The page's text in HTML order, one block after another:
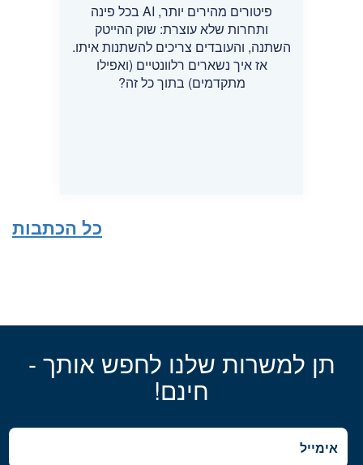
פיטורים מהירים יותר, AI בכל פינה
ותחרות שלא עוצרת: שוק ההייטק
השתנה, והעובדים צריכים להשתנות איתו.
אז איך נשארים רלוונטיים (ואפילו
מתקדמים) בתוך כל זה?
כל הכתבות
תן למשרות שלנו לחפש אותך -
חינם!